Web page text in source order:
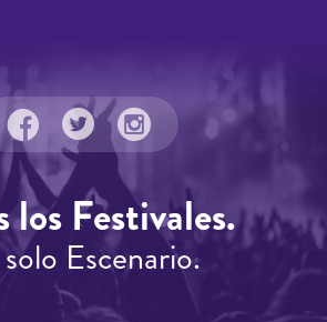
los Festivales.
Escenario.